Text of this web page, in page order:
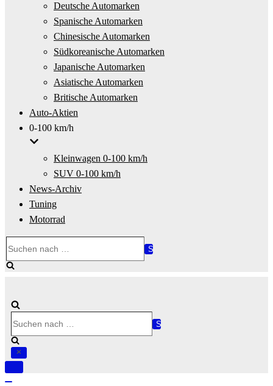
Deutsche Automarken
Spanische Automarken
Chinesische Automarken
Südkoreanische Automarken
Japanische Automarken
Asiatische Automarken
Britische Automarken
Auto-Aktien
0-100 km/h
Kleinwagen 0-100 km/h
SUV 0-100 km/h
News-Archiv
Tuning
Motorrad
nach …
nach …
Navigation